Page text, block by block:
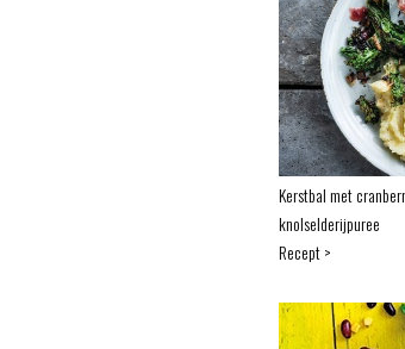
Kerstbal met
knolselderijpuree
Recept >